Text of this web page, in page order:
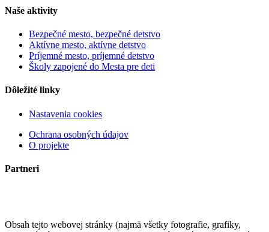
Naše aktivity
Bezpečné mesto, bezpečné detstvo
Aktívne mesto, aktívne detstvo
Príjemné mesto, príjemné detstvo
Školy zapojené do Mesta pre deti
Dôležité linky
Nastavenia cookies
Ochrana osobných údajov
O projekte
Partneri
Obsah tejto webovej stránky (najmä všetky fotografie, grafiky,